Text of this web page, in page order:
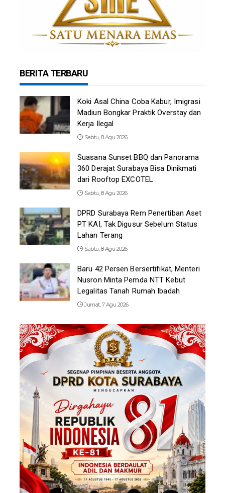
BERITA TERBARU
Koki Asal China Coba Kabur, Imigrasi
Madiun Bongkar Praktik Overstay dan
Kerja Ilegal
Sabtu, 8 Agu 2026
Suasana Sunset BBQ dan Panorama
360 Derajat Surabaya Bisa Dinikmati
dari Rooftop EXCOTEL
Sabtu, 8 Agu 2026
DPRD Surabaya Rem Penertiban Aset
PT KAI, Tak Digusur Sebelum Status
Lahan Terang
Sabtu, 8 Agu 2026
Baru 42 Persen Bersertifikat, Menteri
Nusron Minta Pemda NTT Kebut
Legalitas Tanah Rumah Ibadah
Jumat, 7 Agu 2026